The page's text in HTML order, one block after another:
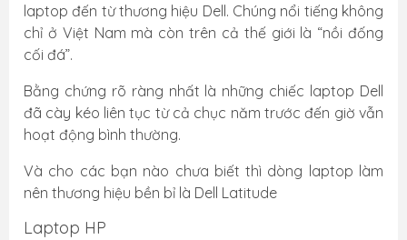
laptop đến từ thương hiệu Dell. Chúng nổi tiếng không
chỉ ở Việt Nam mà còn trên cả thế giới là “nồi đống
cối đá”.
Bằng chứng rõ ràng nhất là những chiếc laptop Dell
đã cày kéo liên tục từ cả chục năm trước đến giờ vẫn
hoạt động bình thường.
Và cho các bạn nào chưa biết thì dòng laptop làm
nên thương hiệu bền bỉ là Dell Latitude
Laptop HP